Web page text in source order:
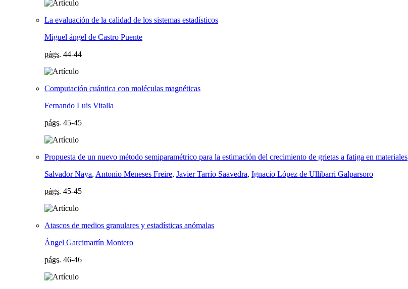
La evaluación de la calidad de los sistemas estadísticos
Miguel ángel de Castro Puente
págs. 44-44
Computación cuántica con moléculas magnéticas
Fernando Luis Vitalla
págs. 45-45
Propuesta de un nuevo método semiparamétrico para la estimación del crecimiento de grietas a fatiga en materiales
Salvador Naya, Antonio Meneses Freire, Javier Tarrío Saavedra, Ignacio López de Ullibarri Galparsoro
págs. 45-45
Atascos de medios granulares y estadísticas anómalas
Ángel Garcimartín Montero
págs. 46-46